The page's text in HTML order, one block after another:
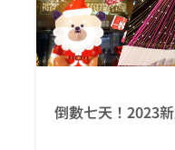
倒數七天！2023